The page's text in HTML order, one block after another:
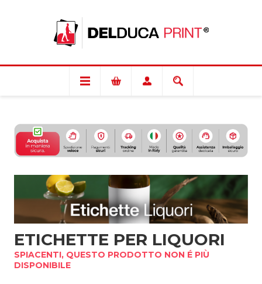
ETICHETTE PER LIQUORI
SPIACENTI, QUESTO PRODOTTO NON É PIÙ
DISPONIBILE